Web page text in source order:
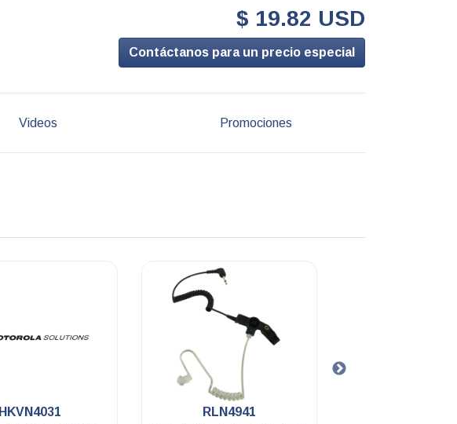
$ 19.82 USD
Contáctanos para un precio especial
Videos Promociones
HKVN4031 RLN4941